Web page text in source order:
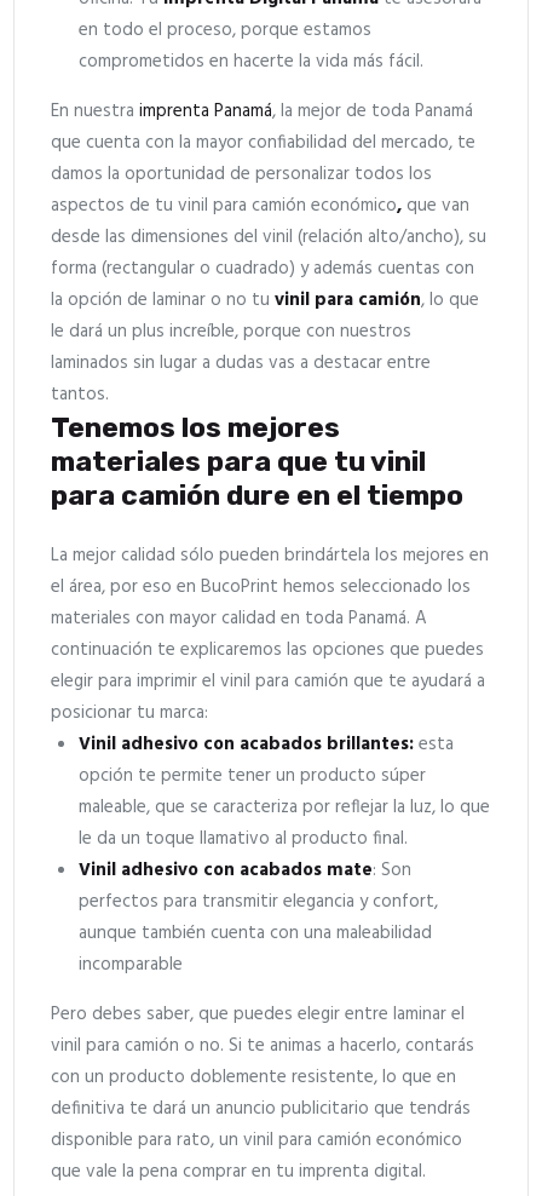
en todo el proceso, porque estamos
comprometidos en hacerte la vida más fácil.
En nuestraimprenta Panamá, la mejor de toda Panamá
que cuenta con la mayor confiabilidad del mercado, te
damos la oportunidad de personalizar todos los
aspectos de tu vinil para camión económico, que van
desde las dimensiones del vinil (relación alto/ancho), su
forma (rectangular o cuadrado) y además cuentas con
la opción de laminar o no tuvinil para camión, lo que
le dará un plus increíble, porque con nuestros
laminados sin lugar a dudas vas a destacar entre
tantos.
Tenemos los mejores
materiales para que tu vinil
para camión dure en el tiempo
La mejor calidad sólo pueden brindártela los mejores en
el área, por eso en BucoPrint hemos seleccionado los
materiales con mayor calidad en toda Panamá. A
continuación te explicaremos las opciones que puedes
elegir para imprimir el vinil para camión que te ayudará a
posicionar tu marca:
Vinil adhesivo con acabados brillantes:esta
opción te permite tener un producto súper
maleable, que se caracteriza por reflejar la luz, lo que
le da un toque llamativo al producto final.
Vinil adhesivo con acabados mate: Son
perfectos para transmitir elegancia y confort,
aunque también cuenta con una maleabilidad
incomparable
Pero debes saber, que puedes elegir entre laminar el
vinil para camión o no. Si te animas a hacerlo, contarás
con un producto doblemente resistente, lo que en
definitiva te dará un anuncio publicitario que tendrás
disponible para rato, un vinil para camión económico
que vale la pena comprar en tu imprenta digital.